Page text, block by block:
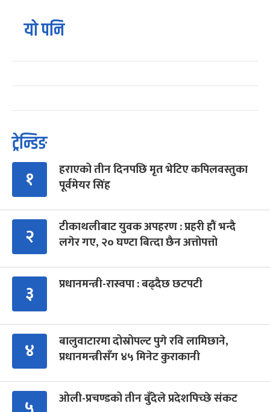
यो पनि
ट्रेन्डिङ
१
हराएको तीन दिनपछि मृत भेटिए कपिलवस्तुका
पूर्वमेयर सिंह
२
टीकाथलीबाट युवक अपहरण : प्रहरी हौं भन्दै
लगेर गए, २० घण्टा बित्दा छैन अत्तोपत्तो
३ प्रधानमन्त्री-रास्वपा : बढ्दैछ छटपटी
४
बालुवाटारमा दोस्रोपल्ट पुगे रवि लामिछाने,
प्रधानमन्त्रीसँग ४५ मिनेट कुराकानी
ओली-प्रचण्डको तीन बुँदेले प्रदेशपिच्छे संकट